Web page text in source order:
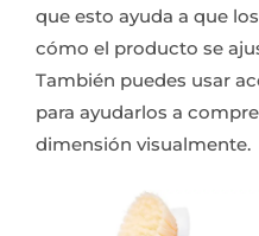
que esto ayuda a que
cómo el producto se
También puedes usar
para ayudarlos a
dimensión visualmente.